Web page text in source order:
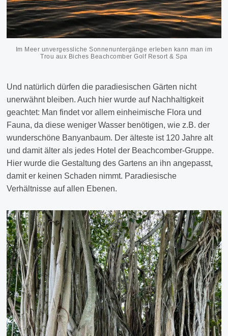
Im Meer unvergessliche Sonnenuntergänge erleben kann man im
Trou aux Biches Beachcomber Golf Resort & Spa
Und natürlich dürfen die paradiesischen Gärten nicht
unerwähnt bleiben. Auch hier wurde auf Nachhaltigkeit
geachtet: Man findet vor allem einheimische Flora und
Fauna, da diese weniger Wasser benötigen, wie z.B. der
wunderschöne Banyanbaum. Der älteste ist 120 Jahre alt
und damit älter als jedes Hotel der Beachcomber-Gruppe.
Hier wurde die Gestaltung des Gartens an ihn angepasst,
damit er keinen Schaden nimmt. Paradiesische
Verhältnisse auf allen Ebenen.